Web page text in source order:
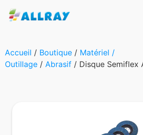
Accueil / Boutique / Matériel /
Outillage / Abrasif / Disque Semiflex